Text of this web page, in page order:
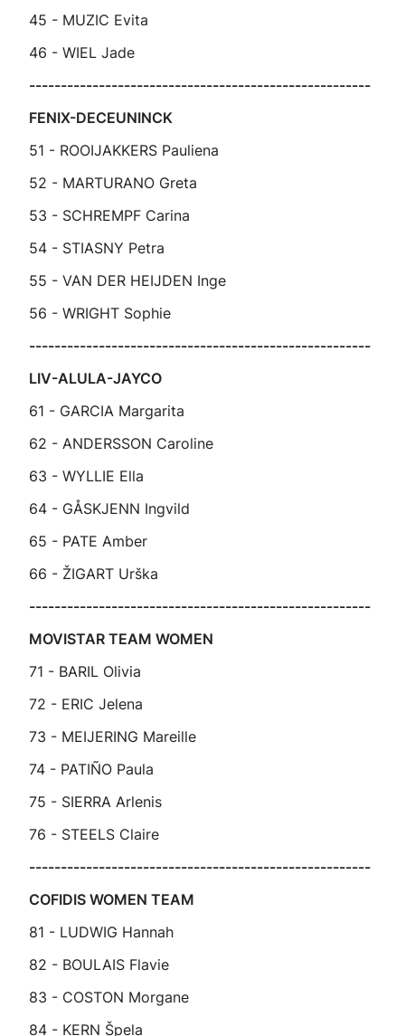
45 - MUZIC Evita
46 - WIEL Jade
------------------------------------------------------
FENIX-DECEUNINCK
51 - ROOIJAKKERS Pauliena
52 - MARTURANO Greta
53 - SCHREMPF Carina
54 - STIASNY Petra
55 - VAN DER HEIJDEN Inge
56 - WRIGHT Sophie
------------------------------------------------------
LIV-ALULA-JAYCO
61 - GARCIA Margarita
62 - ANDERSSON Caroline
63 - WYLLIE Ella
64 - GÅSKJENN Ingvild
65 - PATE Amber
66 - ŽIGART Urška
------------------------------------------------------
MOVISTAR TEAM WOMEN
71 - BARIL Olivia
72 - ERIC Jelena
73 - MEIJERING Mareille
74 - PATIÑO Paula
75 - SIERRA Arlenis
76 - STEELS Claire
------------------------------------------------------
COFIDIS WOMEN TEAM
81 - LUDWIG Hannah
82 - BOULAIS Flavie
83 - COSTON Morgane
84 - KERN Špela